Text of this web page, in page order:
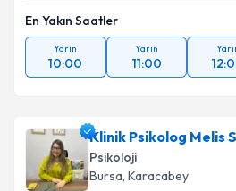
En Yakın Saatler
Yarın
10:00
Yarın
11:00
Klinik Psikolog Melis
Psikoloji
Bursa, Karacabey